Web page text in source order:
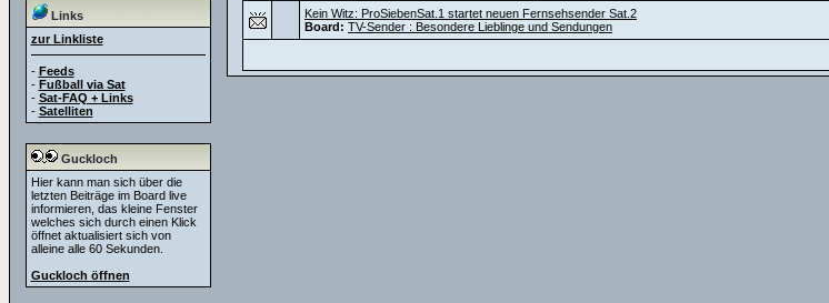
Links
zur Linkliste
- Feeds
- Fußball via Sat
- Sat-FAQ + Links
- Satelliten
Guckloch
Hier kann man sich über die
letzten Beiträge im Board live
informieren, das kleine Fenster
welches sich durch einen Klick
öffnet aktualisiert sich von
alleine alle 60 Sekunden.
Guckloch öffnen
Kein Witz: ProSiebenSat.1 startet neuen Fernsehsender Sat.2
Board: TV-Sender : Besondere Lieblinge und Sendungen